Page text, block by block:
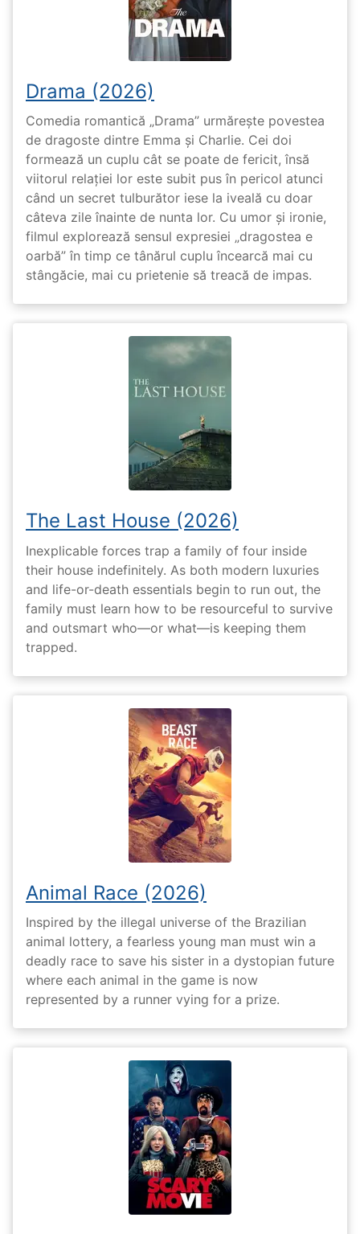
Drama (2026)
Comedia romantică „Drama” urmărește povestea
de dragoste dintre Emma și Charlie. Cei doi
formează un cuplu cât se poate de fericit, însă
viitorul relației lor este subit pus în pericol atunci
când un secret tulburător iese la iveală cu doar
câteva zile înainte de nunta lor. Cu umor și ironie,
filmul explorează sensul expresiei „dragostea e
oarbă” în timp ce tânărul cuplu încearcă mai cu
stângăcie, mai cu prietenie să treacă de impas.
The Last House (2026)
Inexplicable forces trap a family of four inside
their house indefinitely. As both modern luxuries
and life-or-death essentials begin to run out, the
family must learn how to be resourceful to survive
and outsmart who—or what—is keeping them
trapped.
Animal Race (2026)
Inspired by the illegal universe of the Brazilian
animal lottery, a fearless young man must win a
deadly race to save his sister in a dystopian future
where each animal in the game is now
represented by a runner vying for a prize.